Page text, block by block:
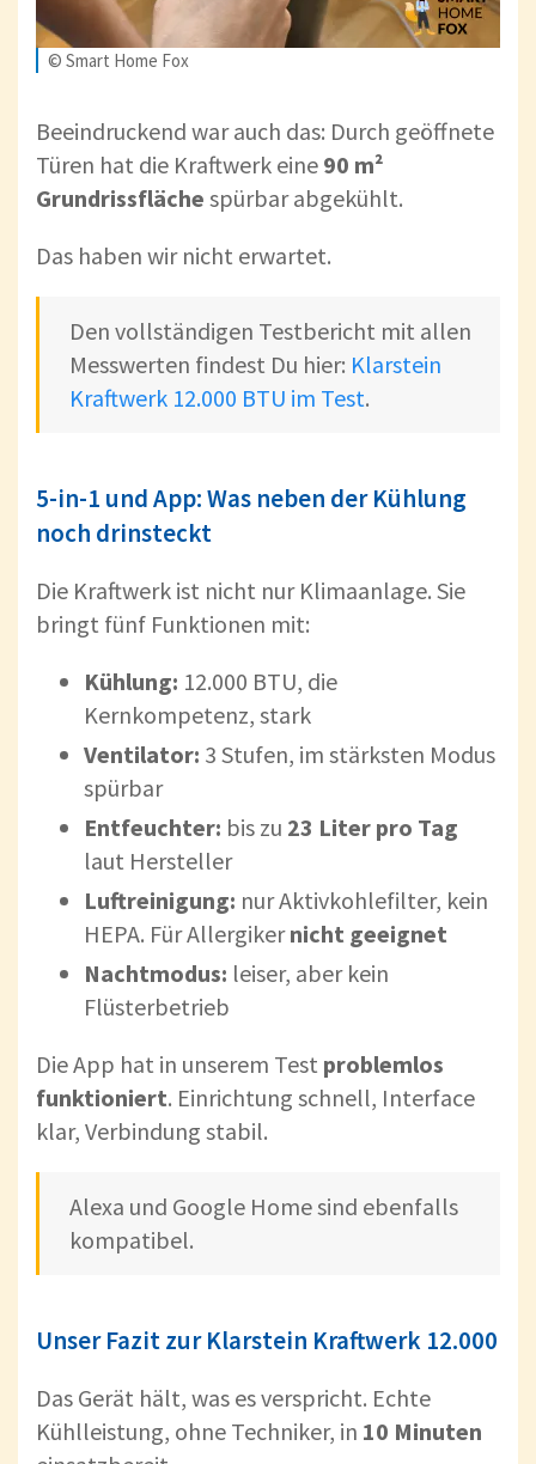
© Smart Home Fox
Beeindruckend war auch das: Durch geöffnete
Türen hat die Kraftwerk eine 90 m²
Grundrissfläche spürbar abgekühlt.
Das haben wir nicht erwartet.
Den vollständigen Testbericht mit allen
Messwerten findest Du hier: Klarstein
Kraftwerk 12.000 BTU im Test.
5-in-1 und App: Was neben der Kühlung
noch drinsteckt
Die Kraftwerk ist nicht nur Klimaanlage. Sie
bringt fünf Funktionen mit:
Kühlung: 12.000 BTU, die
Kernkompetenz, stark
Ventilator: 3 Stufen, im stärksten Modus
spürbar
Entfeuchter: bis zu 23 Liter pro Tag
laut Hersteller
Luftreinigung: nur Aktivkohlefilter, kein
HEPA. Für Allergikernicht geeignet
Nachtmodus: leiser, aber kein
Flüsterbetrieb
Die App hat in unserem Test problemlos
funktioniert. Einrichtung schnell, Interface
klar, Verbindung stabil.
Alexa und Google Home sind ebenfalls
kompatibel.
Unser Fazit zur Klarstein Kraftwerk 12.000
Das Gerät hält, was es verspricht. Echte
Kühlleistung, ohne Techniker, in 10 Minuten